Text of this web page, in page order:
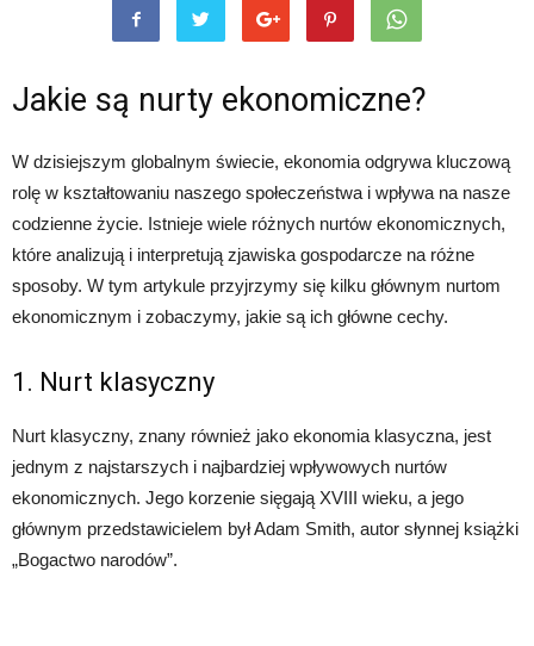
Jakie są nurty ekonomiczne?
W dzisiejszym globalnym świecie, ekonomia odgrywa kluczową
rolę w kształtowaniu naszego społeczeństwa i wpływa na nasze
codzienne życie. Istnieje wiele różnych nurtów ekonomicznych,
które analizują i interpretują zjawiska gospodarcze na różne
sposoby. W tym artykule przyjrzymy się kilku głównym nurtom
ekonomicznym i zobaczymy, jakie są ich główne cechy.
1. Nurt klasyczny
Nurt klasyczny, znany również jako ekonomia klasyczna, jest
jednym z najstarszych i najbardziej wpływowych nurtów
ekonomicznych. Jego korzenie sięgają XVIII wieku, a jego
głównym przedstawicielem był Adam Smith, autor słynnej książki
„Bogactwo narodów”.